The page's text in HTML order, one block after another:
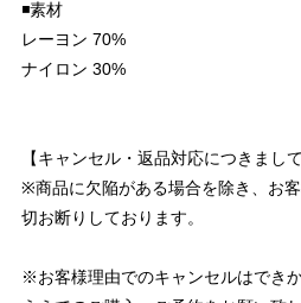
◾️素材
レーヨン 70%
ナイロン 30%
【キャンセル・返品対応につきまして
※商品に欠陥がある場合を除き、お
切お断りしております。
※お客様理由でのキャンセルはでき